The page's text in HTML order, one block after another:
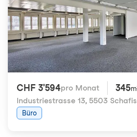
CHF 3'594pro Monat 345
Industriestrasse 13, 5503
Büro